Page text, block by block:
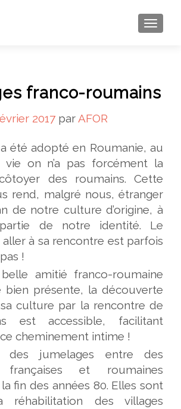
franco-roumains
2017 par AFOR
a été adopté en Roumanie, au
on n’a pas forcément la
des roumains. Cette
rend, malgré nous, étranger
de notre culture d’origine, à
de notre identité. Le
à sa rencontre est parfois
!
amitié franco-roumaine
bien présente, la découverte
culture par la rencontre de
est accessible, facilitant
cheminement intime !
des jumelages entre des
françaises et roumaines
fin des années 80. Elles sont
des villages